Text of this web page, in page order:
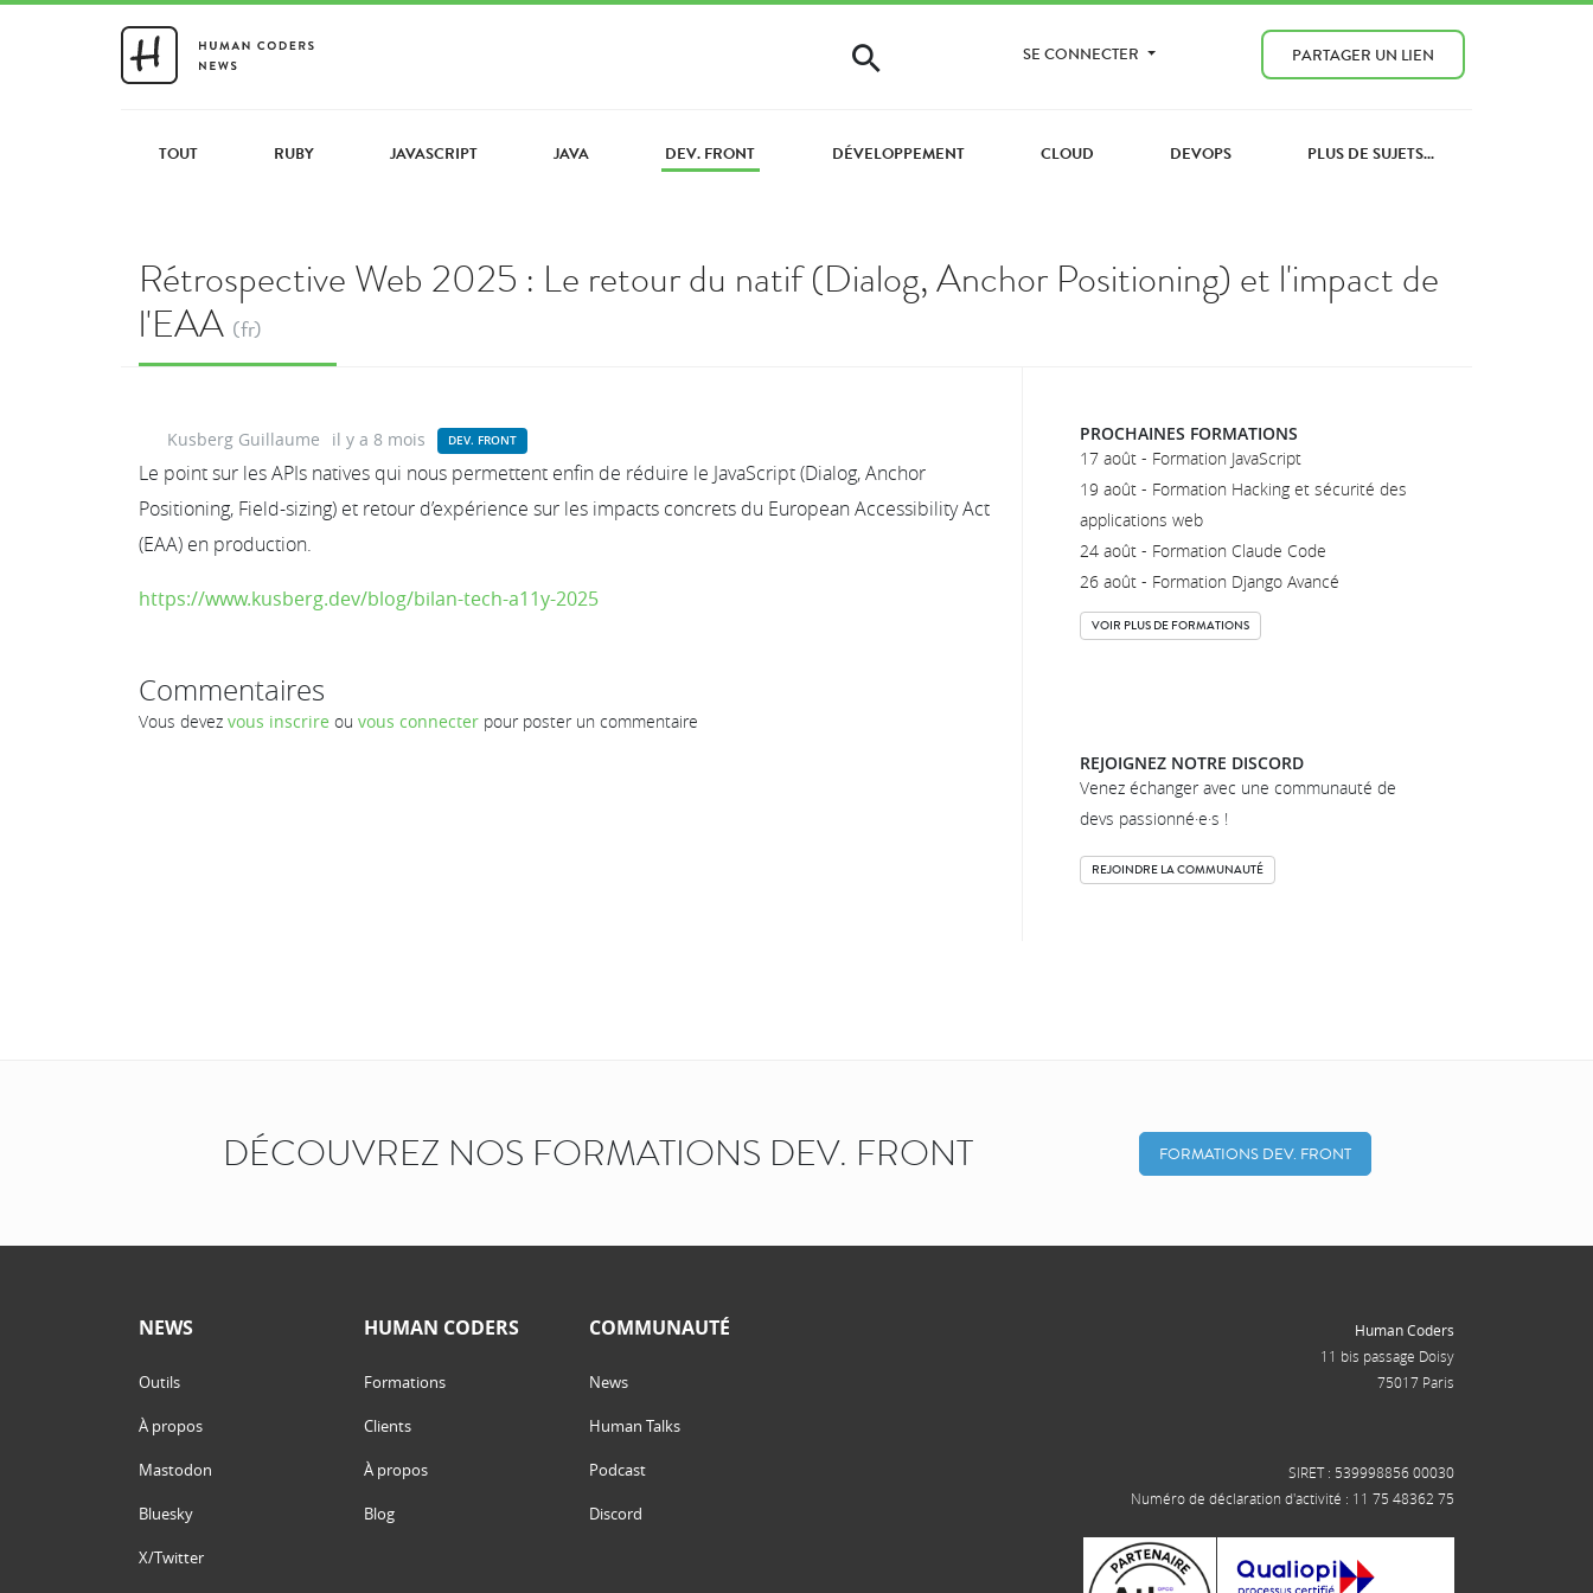
SE CONNECTER PARTAGER UN LIEN
TOUT RUBY JAVASCRIPT JAVA DEV. FRONT DÉVELOPPEMENT CLOUD DEVOPS PLUS DE SUJETS...
Rétrospective Web 2025 : Le retour du natif (Dialog, Anchor Positioning) et l'impact de
l'EAA (fr)
Kusberg Guillaume il y a 8 mois DEV. FRONT
Le point sur les APIs natives qui nous permettent enfin de réduire le JavaScript (Dialog, Anchor
Positioning, Field-sizing) et retour d’expérience sur les impacts concrets du European Accessibility Act
(EAA) en production.
https://www.kusberg.dev/blog/bilan-tech-a11y-2025
Commentaires
Vous devez vous inscrire ou vous connecter pour poster un commentaire
PROCHAINES FORMATIONS
17 août - Formation JavaScript
19 août - Formation Hacking et sécurité des
applications web
24 août - Formation Claude Code
26 août - Formation Django Avancé
VOIR PLUS DE FORMATIONS
REJOIGNEZ NOTRE DISCORD
Venez échanger avec une communauté de
devs passionné·e·s !
REJOINDRE LA COMMUNAUTÉ
DÉCOUVREZ NOS FORMATIONS DEV. FRONT FORMATIONS DEV. FRONT
NEWS
Outils
À propos
Mastodon
Bluesky
X/Twitter
HUMAN CODERS
Formations
Clients
À propos
Blog
COMMUNAUTÉ
News
Human Talks
Podcast
Discord
Human Coders
11 bis passage Doisy
75017 Paris
SIRET : 539998856 00030
Numéro de déclaration d'activité : 11 75 48362 75